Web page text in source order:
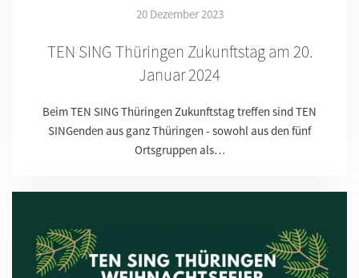
20 Dezember 2023
TEN SING Thüringen Zukunftstag am 20.
Januar 2024
Beim TEN SING Thüringen Zukunftstag treffen sind TEN
SINGenden aus ganz Thüringen - sowohl aus den fünf
Ortsgruppen als…